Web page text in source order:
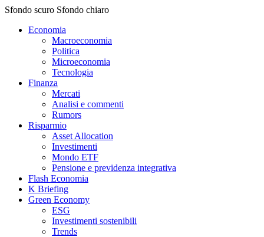
Sfondo scuro Sfondo chiaro
Economia
Macroeconomia
Politica
Microeconomia
Tecnologia
Finanza
Mercati
Analisi e commenti
Rumors
Risparmio
Asset Allocation
Investimenti
Mondo ETF
Pensione e previdenza integrativa
Flash Economia
K Briefing
Green Economy
ESG
Investimenti sostenibili
Trends